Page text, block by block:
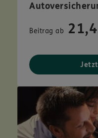
Beitrag ab